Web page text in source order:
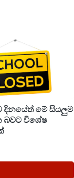
කර ඇති බව
දිනයේත් මේ සියලුම
බවට විශේෂ